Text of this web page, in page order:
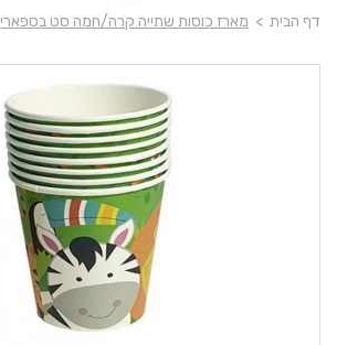
דף הבית > מארז כוסות שתייה קרה/חמה סט בספארי